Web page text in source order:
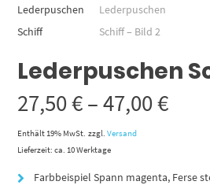
Lederpuschen
27,50€–47,00€
bis
Enthält 19% MwSt. zzgl.Versand
Lieferzeit: ca. 10 Werktage
Farbbeispiel Spann magenta, Ferse